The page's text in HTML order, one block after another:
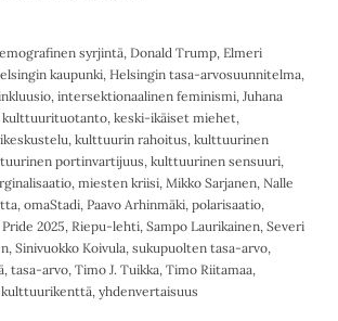
syrjintä, Donald Trump, Elmeri
kaupunki, Helsingin tasa-arvosuunnitelma,
, intersektionaalinen feminismi, Juhana
kulttuurituotanto, keski-ikäiset miehet,
, kulttuurin rahoitus, kulttuurinen
portinvartijuus, kulttuurinen sensuuri,
, miesten kriisi, Mikko Sarjanen, Nalle
, omaStadi, Paavo Arhinmäki, polarisaatio,
Pride 2025, Riepu-lehti, Sampo Laurikainen, Severi
, Sinivuokko Koivula, sukupuolten tasa-arvo,
, tasa-arvo, Timo J. Tuikka, Timo Riitamaa,
kulttuurikenttä, yhdenvertaisuus